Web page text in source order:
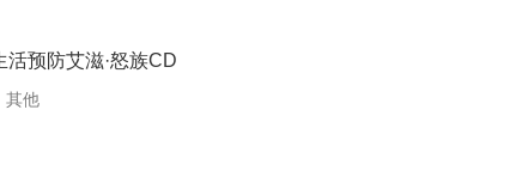
活预防艾滋·怒族CD
其他